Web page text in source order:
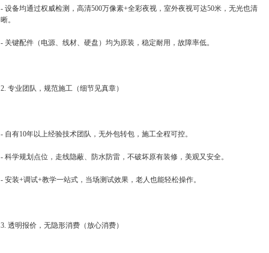
- 设备均通过权威检测，高清500万像素+全彩夜视，室外夜视可达50米，无光也清
晰。
- 关键配件（电源、线材、硬盘）均为原装，稳定耐用，故障率低。
2. 专业团队，规范施工（细节见真章）
- 自有10年以上经验技术团队，无外包转包，施工全程可控。
- 科学规划点位，走线隐蔽、防水防雷，不破坏原有装修，美观又安全。
- 安装+调试+教学一站式，当场测试效果，老人也能轻松操作。
3. 透明报价，无隐形消费（放心消费）